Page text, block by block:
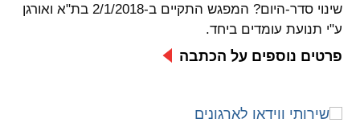
cached
שינוי סדר-היום? המפגש התקיים ב-2/1/2018 בת"א ואורגן
ע"י תנועת עומדים ביחד.
פרטים נוספים על הכתבה